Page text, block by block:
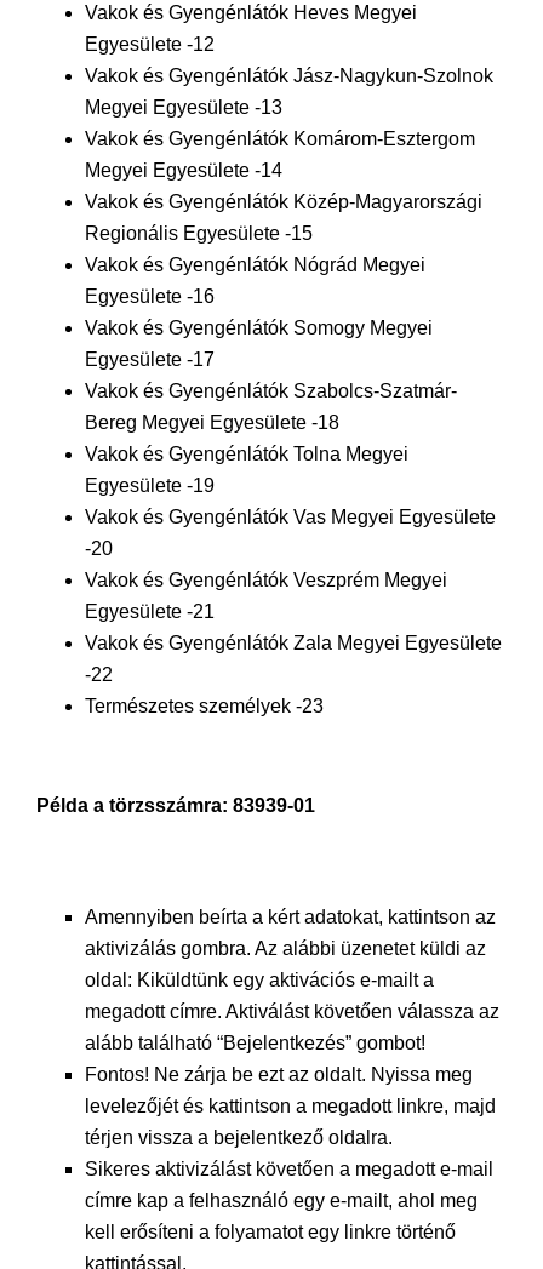
Vakok és Gyengénlátók Heves Megyei
Egyesülete -12
Vakok és Gyengénlátók Jász-Nagykun-Szolnok
Megyei Egyesülete -13
Vakok és Gyengénlátók Komárom-Esztergom
Megyei Egyesülete -14
Vakok és Gyengénlátók Közép-Magyarországi
Regionális Egyesülete -15
Vakok és Gyengénlátók Nógrád Megyei
Egyesülete -16
Vakok és Gyengénlátók Somogy Megyei
Egyesülete -17
Vakok és Gyengénlátók Szabolcs-Szatmár-
Bereg Megyei Egyesülete -18
Vakok és Gyengénlátók Tolna Megyei
Egyesülete -19
Vakok és Gyengénlátók Vas Megyei Egyesülete
-20
Vakok és Gyengénlátók Veszprém Megyei
Egyesülete -21
Vakok és Gyengénlátók Zala Megyei Egyesülete
-22
Természetes személyek -23
Példa a törzsszámra: 83939-01
Amennyiben beírta a kért adatokat, kattintson az
aktivizálás gombra. Az alábbi üzenetet küldi az
oldal: Kiküldtünk egy aktivációs e-mailt a
megadott címre. Aktiválást követően válassza az
alább található “Bejelentkezés” gombot!
Fontos! Ne zárja be ezt az oldalt. Nyissa meg
levelezőjét és kattintson a megadott linkre, majd
térjen vissza a bejelentkező oldalra.
Sikeres aktivizálást követően a megadott e-mail
címre kap a felhasználó egy e-mailt, ahol meg
kell erősíteni a folyamatot egy linkre történő
kattintással.